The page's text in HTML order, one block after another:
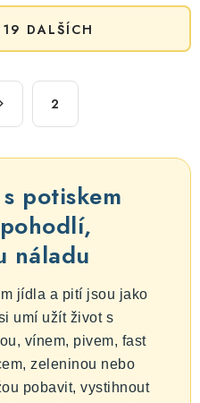
DALŠÍCH
2
potiskem
náladu
jídla a pití jsou jako
umí užít život s
vínem, pivem, fast
zeleninou nebo
pobavit, vystihnout